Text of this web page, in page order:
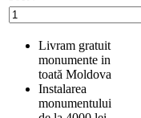
Livram gratuit
monumente in
toată Moldova
Instalarea
monumentului